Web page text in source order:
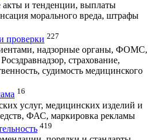
и тенденции, выплаты
морального вреда, штрафы
проверки 227
надзорные органы, ФОМС,
страхование,
судимость медицинского
16
услуг, медицинских изделий и
ФАС, маркировка рекламы
419